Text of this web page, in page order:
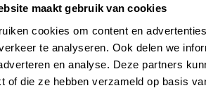
maakt gebruik van cookies
cookies om content en
te analyseren. Ook delen we
en analyse. Deze partners
of die ze hebben verzameld op basis
gedurende de dag. De semi-wide spread
uitstraling die goed past bij een
het veelzijdig inzetbaar, van een
de pasvorm ook in de lengte precies goed.
goed passend colbert voor een complete